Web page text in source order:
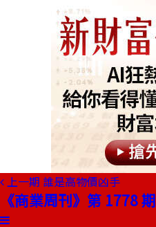
上一期 誰是高物價凶手
《商業周刊》第 1778 期